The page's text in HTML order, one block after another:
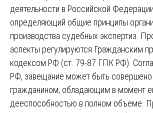
деятельности в Российской
определяющий общие принципы
производства судебных экспертиз.
аспекты регулируются Гражданским
кодексом РФ (ст. 79-87 ГПК РФ).
РФ, завещание может быть совершено
гражданином, обладающим в момент
дееспособностью в полном объеме.